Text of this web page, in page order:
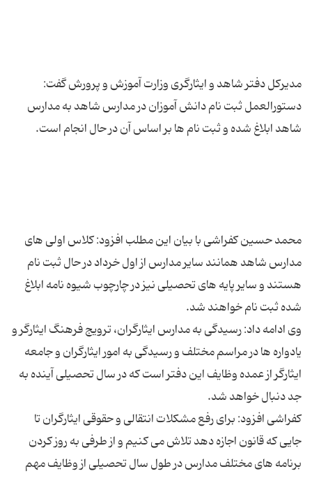
مدیرکل دفتر شاهد و ایثارگری وزارت آموزش و پرورش گفت:
دستورالعمل ثبت نام دانش آموزان در مدارس شاهد به مدارس
محمد حسین کفراشی با بیان این مطلب افزود: کلاس اولی های
مدارس شاهد همانند سایر مدارس از اول خرداد در حال ثبت نام
هستند و سایر پایه های تحصیلی نیز در چارچوب شیوه نامه ابلاغ
وی ادامه داد: رسیدگی به مدارس ایثارگران، ترویج فرهنگ ایثارگر و
یادواره ها در مراسم مختلف و رسیدگی به امور ایثارگران و جامعه
ایثارگر از عمده وظایف این دفتر است که در سال تحصیلی آینده به
کفراشی افزود: برای رفع مشکلات انتقالی و حقوقی ایثارگران تا
جایی که قانون اجازه دهد تلاش می کنیم و از طرفی به روز کردن
برنامه های مختلف مدارس در طول سال تحصیلی از وظایف مهم